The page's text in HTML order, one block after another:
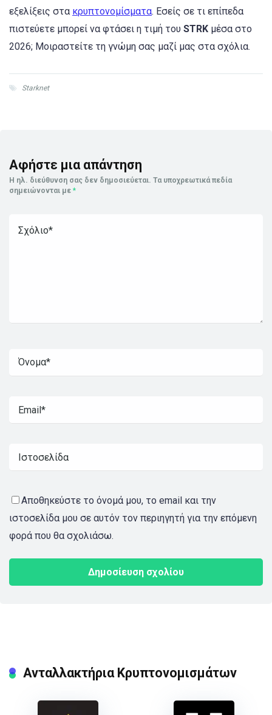
εξελίξεις στα κρυπτονομίσματα. Εσείς σε τι επίπεδα
πιστεύετε μπορεί να φτάσει η τιμή του STRK μέσα στο
2026; Μοιραστείτε τη γνώμη σας μαζί μας στα σχόλια.
Starknet
Αφήστε μια απάντηση
Η ηλ. διεύθυνση σας δεν δημοσιεύεται. Τα υποχρεωτικά πεδία
σημειώνονται με *
Αποθηκεύστε το όνομά μου, το email και την
ιστοσελίδα μου σε αυτόν τον περιηγητή για την επόμενη
φορά που θα σχολιάσω.
Ανταλλακτήρια Κρυπτονομισμάτων